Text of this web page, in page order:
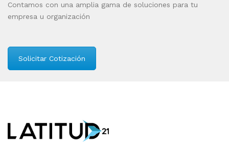
Contamos con una amplia gama de soluciones para tu
empresa u organización
Solicitar Cotización